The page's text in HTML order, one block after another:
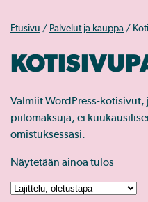
Etusivu / Palvelut ja kauppa /
Valmiit WordPress-
piilomaksuja, ei
omistuksessasi.
Näytetään ainoa tulos